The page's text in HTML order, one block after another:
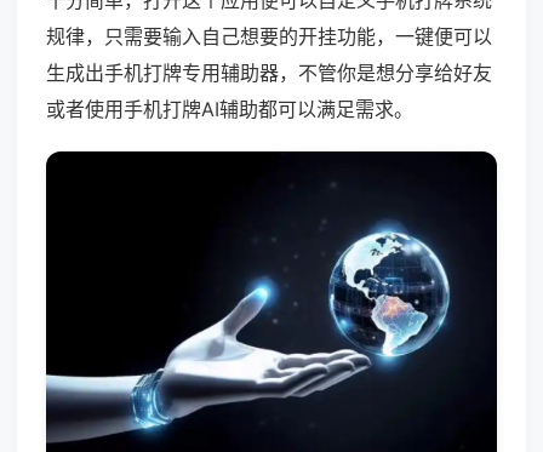
规律，只需要输入自己想要的开挂功能，一键便可以
生成出手机打牌专用辅助器，不管你是想分享给好友
或者使用手机打牌AI辅助都可以满足需求。